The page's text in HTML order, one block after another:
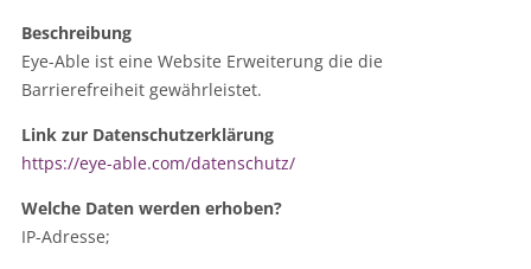
Beschreibung
Eye-Able ist eine Website Erweiterung die die
Barrierefreiheit gewährleistet.
Link zur Datenschutzerklärung
https://eye-able.com/datenschutz/
Welche Daten werden erhoben?
IP-Adresse;